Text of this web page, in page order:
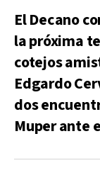
El Decano
la próxima
cotejos
Edgardo
dos
Muper ante